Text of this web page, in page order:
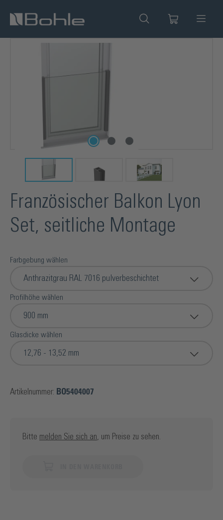
springen
Bildergalerie überspringen
Französischer Balkon Lyon
Set, seitliche Montage
Farbgebung wählen
Anthrazitgrau RAL 7016 pulverbeschichtet
Profilhöhe wählen
900 mm
Glasdicke wählen
12,76 - 13,52 mm
Artikelnummer: BO5404007
Bitte melden Sie sich an , um Preise zu sehen.